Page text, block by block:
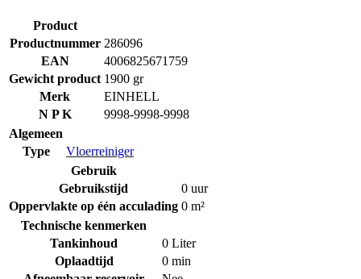
Product
Productnummer 286096
EAN
4006825671759
Gewicht product 1900 gr
Merk
EINHELL
N P K
9998-9998-9998
Algemeen
Type
Vloerreiniger
Gebruik
Gebruikstijd
0 uur
Oppervlakte op één acculading 0 m²
Technische kenmerken
Tankinhoud
0 Liter
Oplaadtijd
0 min